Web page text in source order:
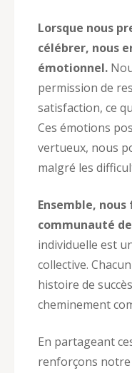
Lorsque nous
célébrer, nous
émotionnel.
permission de
satisfaction, ce
Ces émotions
vertueux, nous
malgré les
Ensemble,
communauté
individuelle est
collective.
histoire de
cheminement
En partageant
renforçons notre